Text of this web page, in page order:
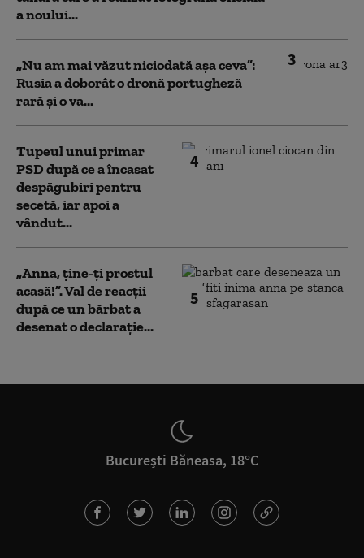
a noului...
3
„Nu am mai văzut niciodată așa ceva”:
Rusia a doborât o dronă portugheză
rară și o va...
4
Tupeul unui primar
PSD după ce a încasat
despăgubiri pentru
secetă, iar apoi a
vândut...
5
„Anna, ţine-ţi prostul
acasă!”. Val de reacții
după ce un bărbat a
desenat o declarație...
București Băneasa, 18°C